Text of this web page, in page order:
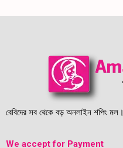
বেবিদের সব থেকে বড় অনলাইন শপিং মল।
We accept for Payment